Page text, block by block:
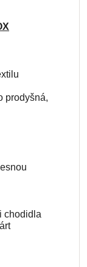
prodyšná,
chodidla